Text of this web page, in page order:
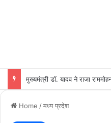
मुख्यमंत्री डॉ. यादव ने राजा
Home /मध्य प्रदेश